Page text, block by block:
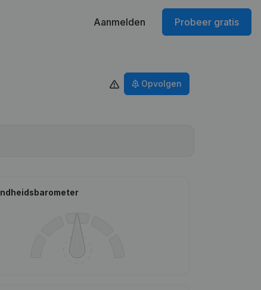
Aanmelden Probeer gratis
Opvolgen